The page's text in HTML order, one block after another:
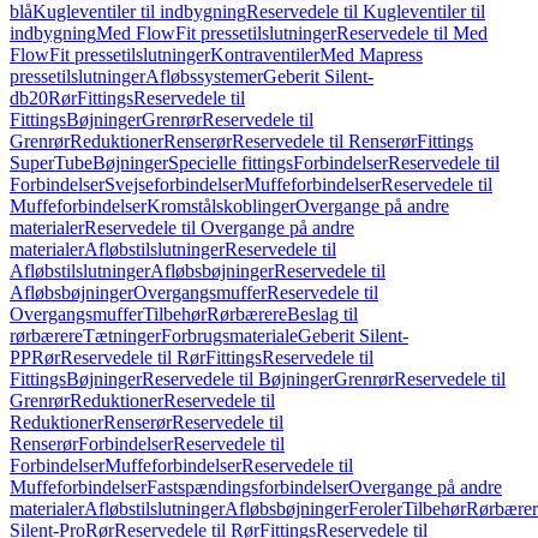
blåKugleventiler til indbygningReservedele til Kugleventiler til
indbygningMed FlowFit pressetilslutningerReservedele til Med
FlowFit pressetilslutningerKontraventilerMed Mapress
pressetilslutningerAfløbssystemerGeberit Silent-
db20RørFittingsReservedele til
FittingsBøjningerGrenrørReservedele til
GrenrørReduktionerRenserørReservedele til RenserørFittings
SuperTubeBøjningerSpecielle fittingsForbindelserReservedele til
ForbindelserSvejseforbindelserMuffeforbindelserReservedele til
MuffeforbindelserKromstålskoblingerOvergange på andre
materialerReservedele til Overgange på andre
materialerAfløbstilslutningerReservedele til
AfløbstilslutningerAfløbsbøjningerReservedele til
AfløbsbøjningerOvergangsmufferReservedele til
OvergangsmufferTilbehørRørbærereBeslag til
rørbærereTætningerForbrugsmaterialeGeberit Silent-
PPRørReservedele til RørFittingsReservedele til
FittingsBøjningerReservedele til BøjningerGrenrørReservedele til
GrenrørReduktionerReservedele til
ReduktionerRenserørReservedele til
RenserørForbindelserReservedele til
ForbindelserMuffeforbindelserReservedele til
MuffeforbindelserFastspændingsforbindelserOvergange på andre
materialerAfløbstilslutningerAfløbsbøjningerFerolerTilbehør
Silent-ProRørReservedele til RørFittingsReservedele til